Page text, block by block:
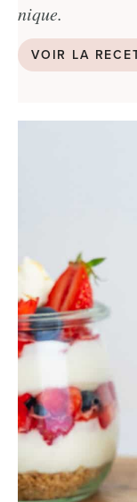
nique.
VOIR LA